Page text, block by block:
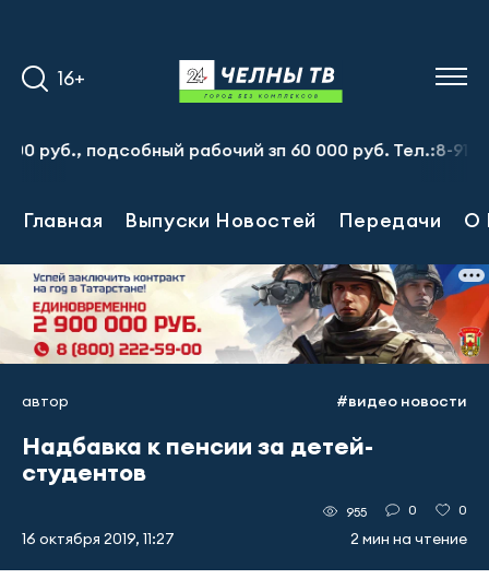
16+
подсобный рабочий зп 60 000 руб. Тел.:8-917-913-
Главная Выпуски Новостей Передачи О
автор #видео новости
Надбавка к пенсии за детей-
студентов
16 октября 2019, 11:27
955 0 0
2 мин на чтение